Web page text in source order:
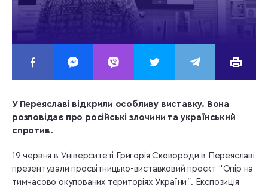
У Переяславі відкрили особливу виставку. Вона
розповідає про російські злочини та український
спротив.
19 червня в Університеті Григорія Сковороди в Переяславі
презентували просвітницько-виставковий проєкт “Опір на
тимчасово окупованих територіях України”. Експозиція